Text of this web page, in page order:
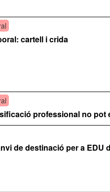
cartell i crida
professional no pot
de destinació per a EDU